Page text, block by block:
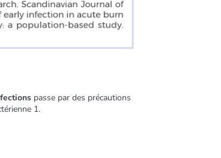
passe par des précautions
1.